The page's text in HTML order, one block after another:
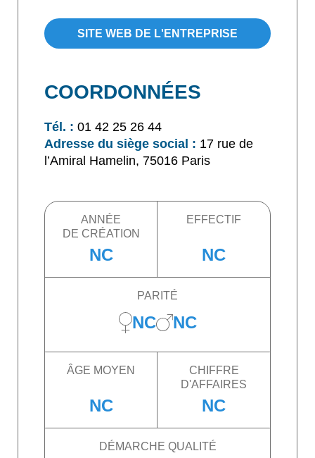
SITE WEB DE L'ENTREPRISE
COORDONNÉES
Tél. : 01 42 25 26 44
Adresse du siège social : 17 rue de
l’Amiral Hamelin, 75016 Paris
ANNÉE
DE CRÉATION
NC
EFFECTIF
NC
PARITÉ
NC NC
ÂGE MOYEN
NC
CHIFFRE
D'AFFAIRES
NC
DÉMARCHE QUALITÉ